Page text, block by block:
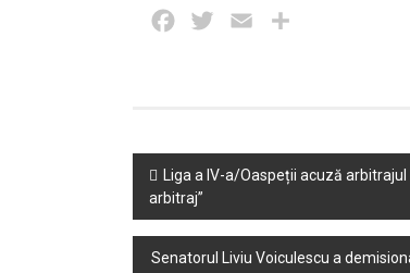
Facebook
Twitter Email
Post
navigation
Liga a IV-a/Oaspeții acuză
arbitraj”
Senatorul Liviu Voiculescu a